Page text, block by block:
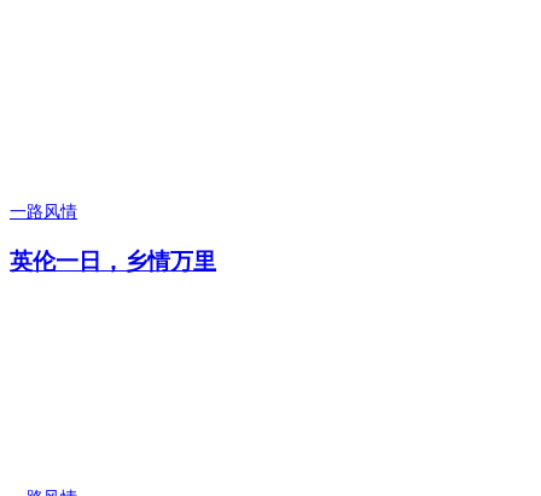
一路风情
英伦一日，乡情万里